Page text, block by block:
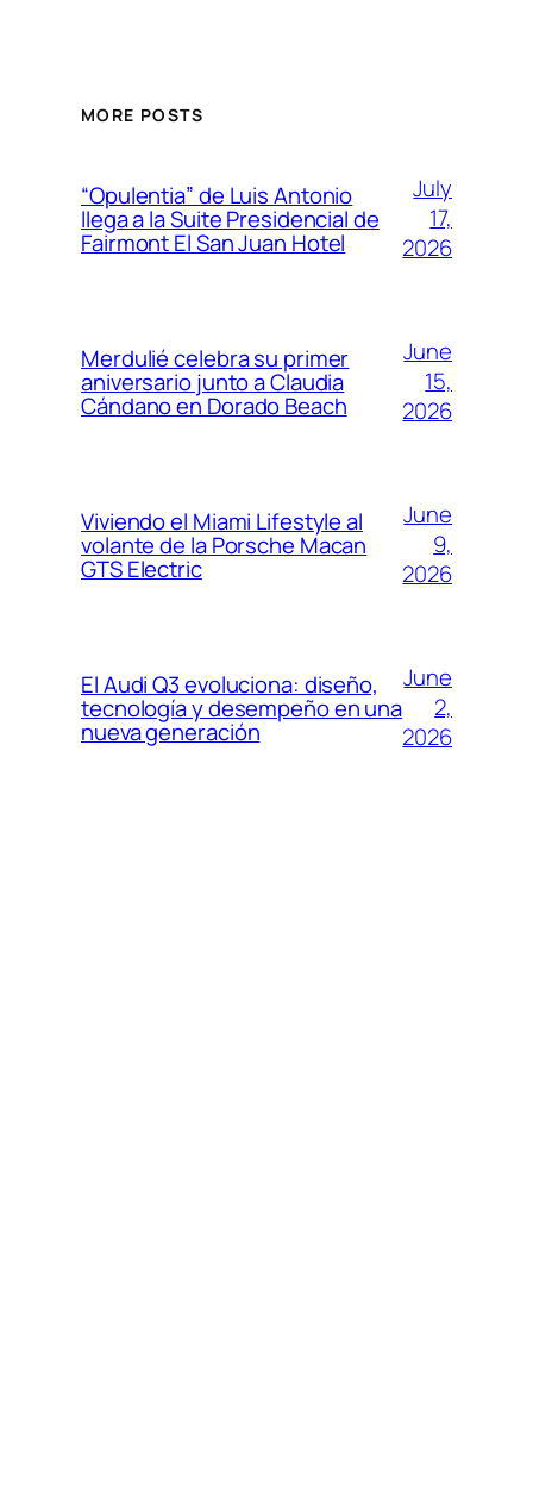
MORE POSTS
“Opulentia” de Luis Antonio
llega a la Suite Presidencial de
Fairmont El San Juan Hotel
July
17,
2026
Merdulié celebra su primer
aniversario junto a Claudia
Cándano en Dorado Beach
June
15,
2026
Viviendo el Miami Lifestyle al
volante de la Porsche Macan
GTS Electric
June
9,
2026
El Audi Q3 evoluciona: diseño,
tecnología y desempeño en una
nueva generación
June
2,
2026